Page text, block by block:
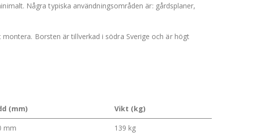
Några typiska användningsområden är: gårdsplaner,
Borsten är tillverkad i södra Sverige och är högt
(mm) Vikt (kg)
mm 139 kg